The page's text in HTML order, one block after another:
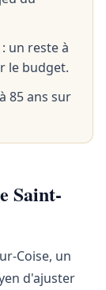
un reste à
le budget.
85 ans sur
Saint-
Coise, un
d'ajuster